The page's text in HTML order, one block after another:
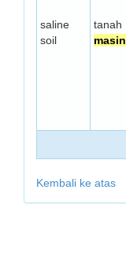
saline
soil
tanah
masin
Kembali ke atas